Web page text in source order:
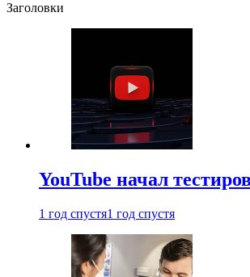
Заголовки
YouTube начал
1 год спустя1 год спустя